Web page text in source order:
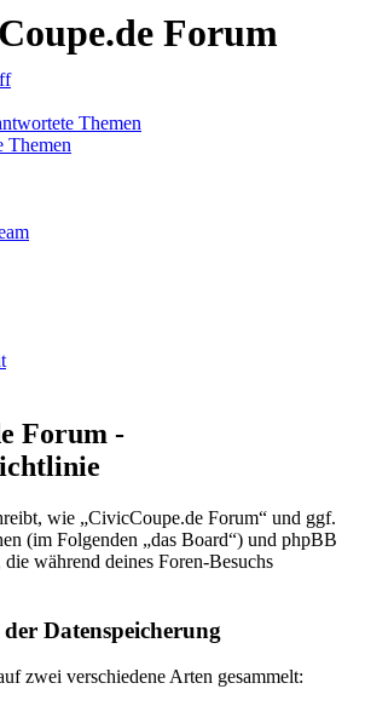
Forum
Themen
Themen
Forum -
wie „CivicCoupe.de Forum“ und ggf.
(im Folgenden „das Board“) und phpBB
während deines Foren-Besuchs
Datenspeicherung
zwei verschiedene Arten gesammelt: